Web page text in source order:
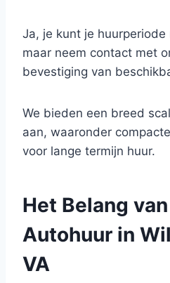
Ja, je kunt je
maar neem contact met
bevestiging van
We bieden een breed
aan, waaronder
voor lange termijn huur.
Het Belang
Autohuur in
VA